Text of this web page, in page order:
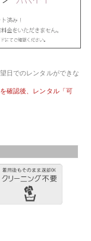
日でのレンタルができな
確認後、レンタル「可